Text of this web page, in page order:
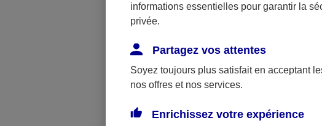
?
informations essentielles pour garantir la
privée.
Partagez vos attentes
Soyez toujours plus satisfait en acceptant
nos offres et nos services.
Enrichissez votre expérience